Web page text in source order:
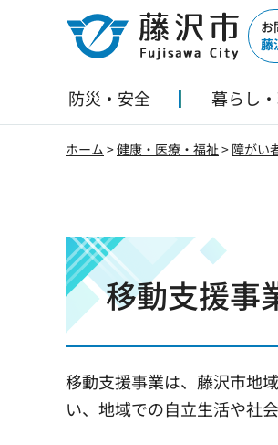
藤沢市
お
藤
防災・安全 暮らし
ホーム >健康・医療・福祉 > 障がい
移動支援事
移動支援事業は、藤沢市地
い、地域での自立生活や社